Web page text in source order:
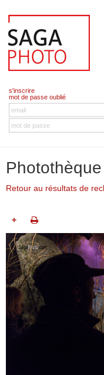
s'inscrire
mot de passe oublié
Photothèque
Retour au résultats de
+